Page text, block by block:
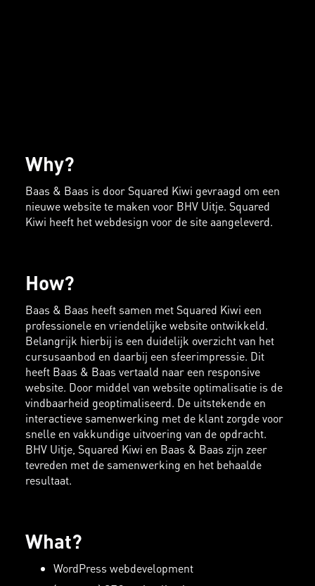
Why?
Baas & Baas is door Squared Kiwi gevraagd om een
nieuwe website te maken voor BHV Uitje. Squared
Kiwi heeft het webdesign voor de site aangeleverd.
How?
Baas & Baas heeft samen met Squared Kiwi een
professionele en vriendelijke website ontwikkeld.
Belangrijk hierbij is een duidelijk overzicht van het
cursusaanbod en daarbij een sfeerimpressie. Dit
heeft Baas & Baas vertaald naar een responsive
website. Door middel van website optimalisatie is de
vindbaarheid geoptimaliseerd. De uitstekende en
interactieve samenwerking met de klant zorgde voor
snelle en vakkundige uitvoering van de opdracht.
BHV Uitje, Squared Kiwi en Baas & Baas zijn zeer
tevreden met de samenwerking en het behaalde
resultaat.
What?
WordPress webdevelopment